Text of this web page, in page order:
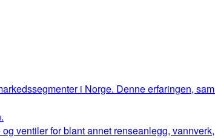
i Norge. Denne erfaringen,
ventiler for blant annet renseanlegg, vannverk,